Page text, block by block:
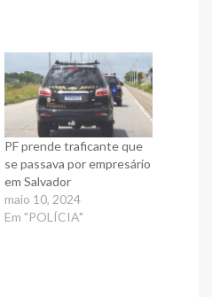
PF prende traficante que
se passava por empresário
em Salvador
maio 10, 2024
Em "POLÍCIA"